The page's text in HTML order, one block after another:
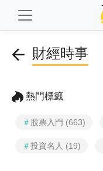
財經時事
熱門標籤
＃ 股票入門 (663)
＃投資名人 (19)